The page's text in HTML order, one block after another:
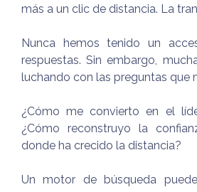
más a un clic de distancia. La
Nunca hemos tenido un
respuestas. Sin embargo,
luchando con las preguntas que
¿Cómo me convierto en el
¿Cómo reconstruyo la
donde ha crecido la distancia?
Un motor de búsqueda